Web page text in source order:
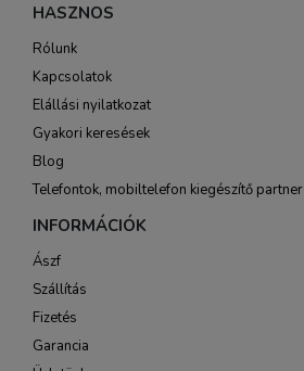
HASZNOS
Rólunk
Kapcsolatok
Elállási nyilatkozat
Gyakori keresések
Blog
Telefontok, mobiltelefon kiegészítő partner
INFORMÁCIÓK
Ászf
Szállítás
Fizetés
Garancia